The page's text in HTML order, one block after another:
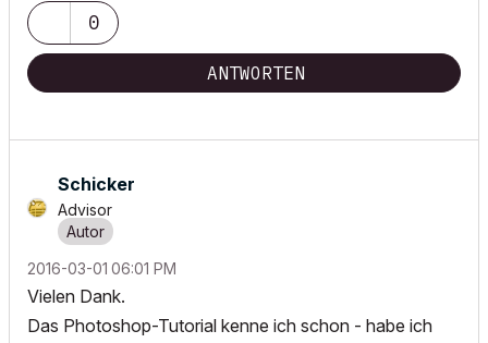
0
ANTWORTEN
Schicker
Advisor
‎2016-03-01 06:01 PM
Vielen Dank.
Das Photoshop-Tutorial kenne ich schon - habe ich